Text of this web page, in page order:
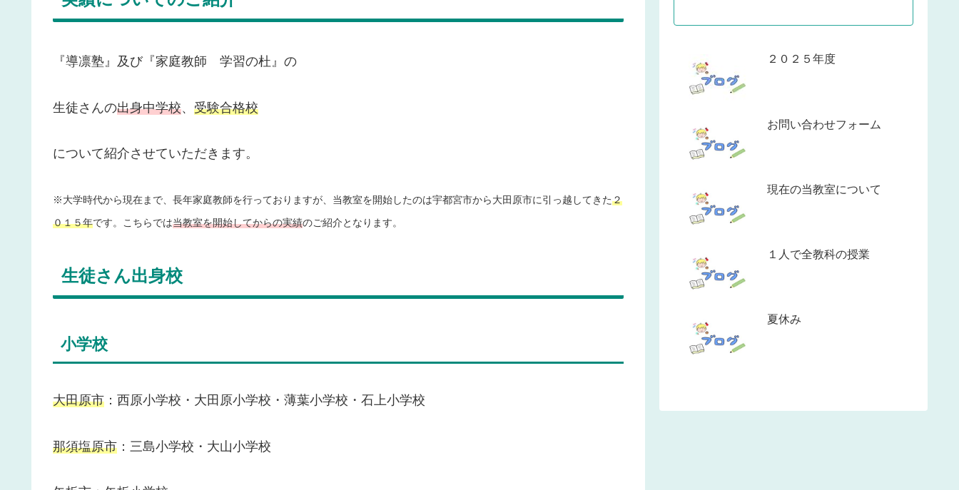
『導凛塾』及び『家庭教師 学習の杜』の
生徒さんの出身中学校、 受験合格校
について紹介させていただきます。
※大学時代から現在まで、長年家庭教師を行っておりますが、当教室を開始したのは宇都宮市から大田原市に引っ越してきた２
０１５年です。こちらでは当教室を開始してからの実績のご紹介となります。
生徒さん出身校
小学校
大田原市 ：西原小学校・大田原小学校・薄葉小学校・石上小学校
那須塩原市 ：三島小学校・大山小学校
２０２５年度
お問い合わせフォーム
現在の当教室について
１人で全教科の授業
夏休み